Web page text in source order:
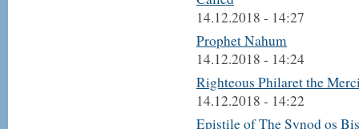
14.12.2018 - 14:27
Prophet Nahum
14.12.2018 - 14:24
Righteous Philaret the
14.12.2018 - 14:22
Epistile of The Synod os